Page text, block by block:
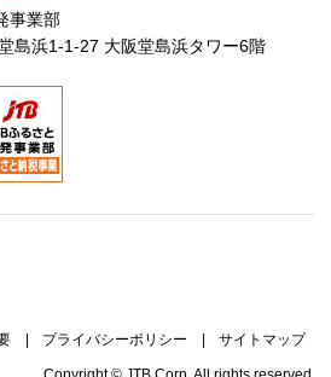
事業部
島浜1-1-27 大阪堂島浜タワー6階
| プライバシーポリシー | サイトマップ